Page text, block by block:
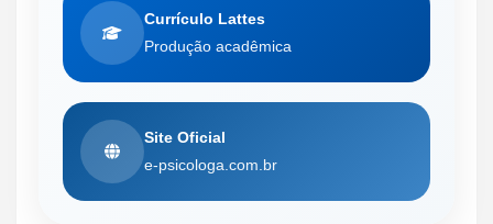
Currículo Lattes
Produção acadêmica
Site Oficial
e-psicologa.com.br